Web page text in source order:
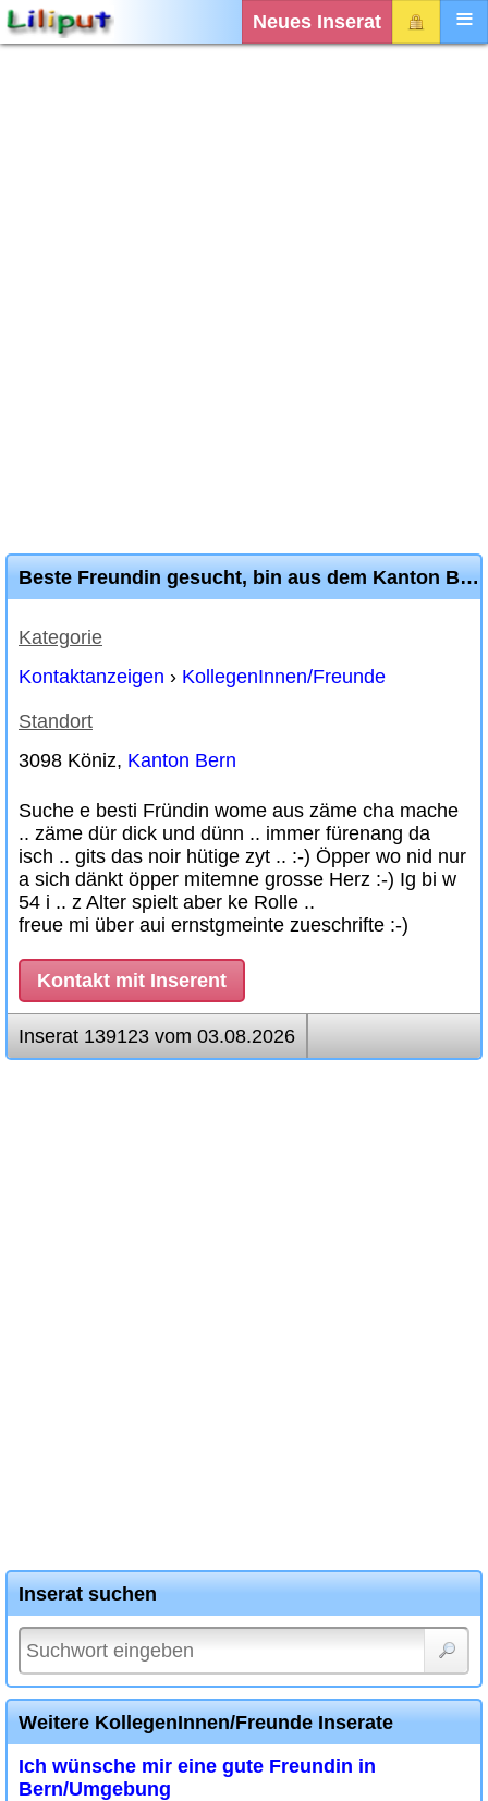
Neues Inserat
Beste Freundin gesucht, bin aus dem Kanton Bern
Kategorie
Kontaktanzeigen › KollegenInnen/Freunde
Standort
3098 Köniz, Kanton Bern
Suche e besti Fründin wome aus zäme cha mache
.. zäme dür dick und dünn .. immer fürenang da
isch .. gits das noir hütige zyt .. :-) Öpper wo nid nur
a sich dänkt öpper mitemne grosse Herz :-) Ig bi w
54 i .. z Alter spielt aber ke Rolle ..
freue mi über aui ernstgmeinte zueschrifte :-)
Kontakt mit Inserent
Inserat 139123 vom 03.08.2026
Inserat suchen
Weitere KollegenInnen/Freunde Inserate
Ich wünsche mir eine gute Freundin in
Bern/Umgebung